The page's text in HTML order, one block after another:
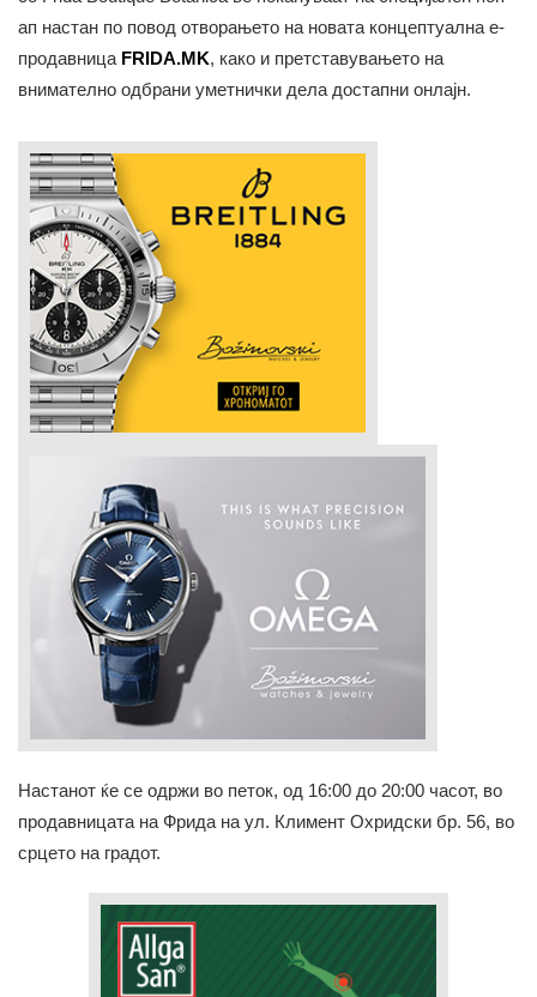
ап настан по повод отворањето на новата концептуална е-
продавница FRIDA.MK, како и претставувањето на
внимателно одбрани уметнички дела достапни онлајн.
Настанот ќе се одржи во петок, од 16:00 до 20:00 часот, во
продавницата на Фрида на ул. Климент Охридски бр. 56, во
срцето на градот.